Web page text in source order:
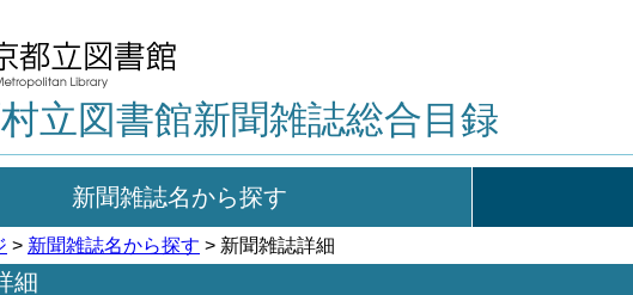
立図書館新聞雑誌総合目録
新聞雑誌名から探す
> 新聞雑誌名から探す > 新聞雑誌詳細
細